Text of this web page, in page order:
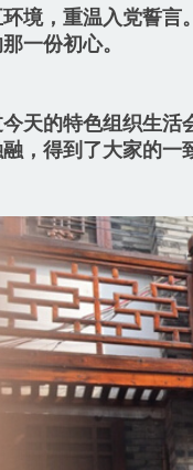
境，重温入党誓言
一份初心。
天的特色组织生活
，得到了大家的一